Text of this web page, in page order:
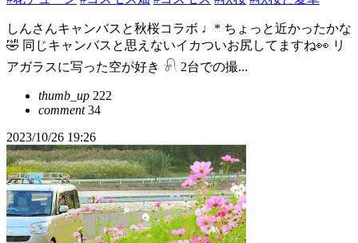
しんさんキャンバスと秋桜コラボ ♩* ちょっと近かったかな
🤣 同じキャンバスと思えないイカついお尻してますね👀 リ
アガラスに写った空が好き 𓍯 2台での撮...
thumb_up 222
comment34
2023/10/26 19:26